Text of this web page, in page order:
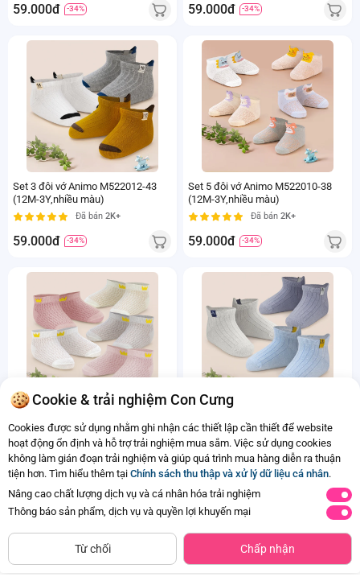
59.000đ -34% 59.000đ -34%
Set 3 đôi vớ Animo M522012-43
(12M-3Y,nhiều màu)
Đã bán 2K+
59.000đ -34%
Set 5 đôi vớ Animo M522010-38
(12M-3Y,nhiều màu)
Đã bán 2K+
59.000đ -34%
(12M-3Y,nhiều màu)
Đã bán 2K+
59.000đ -34%
(12-3Y,nhiều màu)
Đã bán2K+
59.000đ -34%
CHỈ BÁN TẠI CỬA HÀNG
Cookie & trải nghiệm Con Cưng
Cookies được sử dụng nhằm ghi nhận các thiết lập cần thiết để website
hoạt động ổn định và hỗ trợ trải nghiệm mua sắm. Việc sử dụng cookies
không làm gián đoạn trải nghiệm và giúp quá trình mua hàng diễn ra thuận
tiện hơn. Tìm hiểu thêm tại Chính sách thu thập và xử lý dữ liệu cá nhân.
Nâng cao chất lượng dịch vụ và cá nhân hóa trải nghiệm
Thông báo sản phẩm, dịch vụ và quyền lợi khuyến mại
Từ chối Chấp nhận